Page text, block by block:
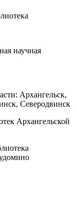
научная
Архангельск,
Северодвинск
Архангельской